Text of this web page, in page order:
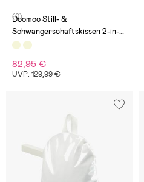
(0)
Doomoo Still- &
Schwangerschaftskissen 2-in-1,
Quilt Creme Blomma
82,95 €
UVP: 129,99 €